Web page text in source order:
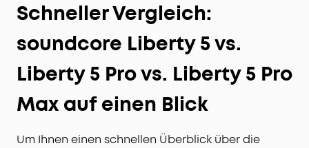
Schneller Vergleich:
soundcore Liberty 5 vs.
Liberty 5 Pro vs. Liberty 5 Pro
Max auf einen Blick
Um Ihnen einen schnellen Überblick über die